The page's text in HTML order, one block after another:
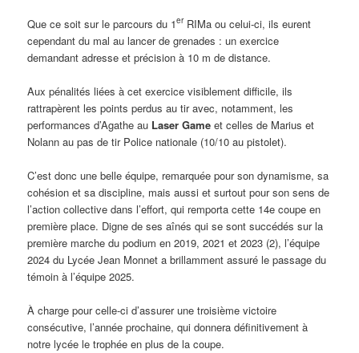
Que ce soit sur le parcours du 1erRIMa ou celui-ci, ils eurent
cependant du mal au lancer de grenades : un exercice
demandant adresse et précision à 10 m de distance.
Aux pénalités liées à cet exercice visiblement difficile, ils
rattrapèrent les points perdus au tir avec, notamment, les
performances d’Agathe au Laser Game et celles de Marius et
Nolann au pas de tir Police nationale (10/10 au pistolet).
C’est donc une belle équipe, remarquée pour son dynamisme, sa
cohésion et sa discipline, mais aussi et surtout pour son sens de
l’action collective dans l’effort, qui remporta cette 14e coupe en
première place. Digne de ses aînés qui se sont succédés sur la
première marche du podium en 2019, 2021 et 2023 (2), l’équipe
2024 du Lycée Jean Monnet a brillamment assuré le passage du
témoin à l’équipe 2025.
À charge pour celle-ci d’assurer une troisième victoire
consécutive, l’année prochaine, qui donnera définitivement à
notre lycée le trophée en plus de la coupe.